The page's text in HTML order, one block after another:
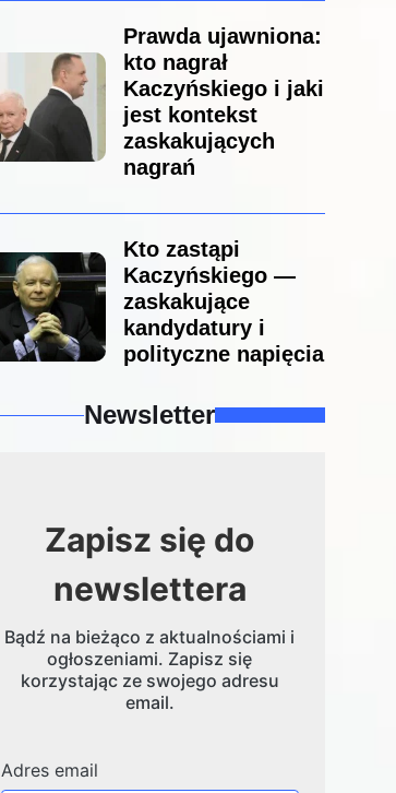
Prawda ujawniona:
kto nagrał
Kaczyńskiego i jaki
jest kontekst
zaskakujących
nagrań
Kto zastąpi
Kaczyńskiego —
zaskakujące
kandydatury i
polityczne napięcia
Newsletter
Zapisz się do
newslettera
Bądź na bieżąco z aktualnościami i
ogłoszeniami. Zapisz się
korzystając ze swojego adresu
email.
Adres email